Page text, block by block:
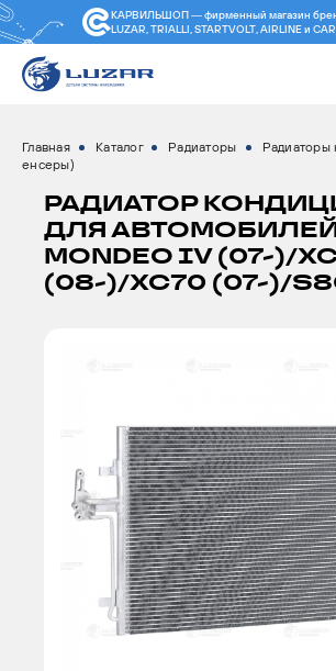
КАРВИЛЬШОП — фирменный магазин
LUZAR, TRIALLI, STARTVOLT, AIRLINE и
Главная Каталог Радиаторы
Радиаторы
енсеры)
РАДИАТОР
ДЛЯ
MONDEO IV (07-)/
(08-)/XC70 (07-)/